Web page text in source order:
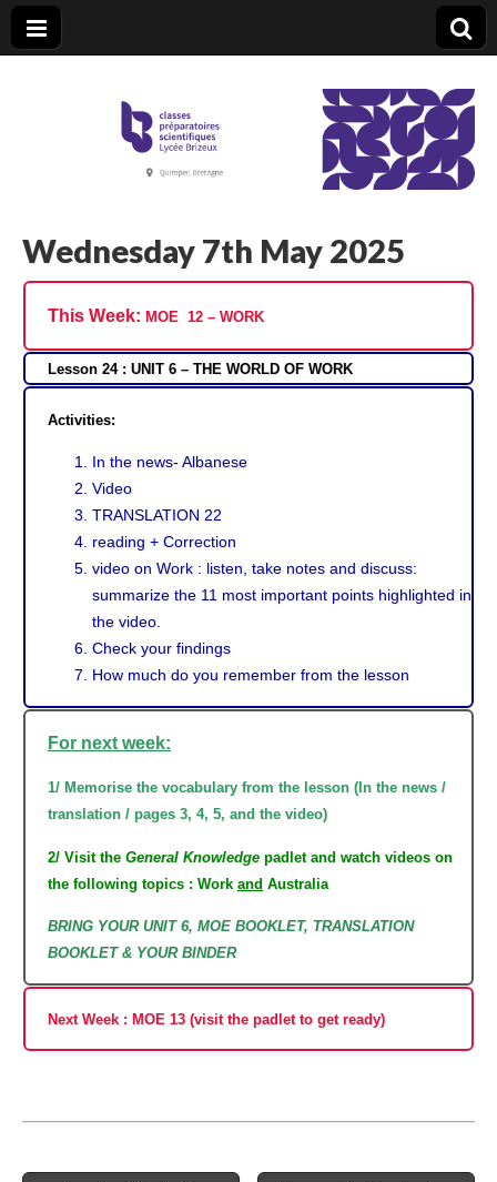
CPGE Brizeux
Wednesday 7th May 2025
This Week: MOE 12 – WORK
Lesson 24 : UNIT 6 – THE WORLD OF WORK
Activities:
In the news- Albanese
Video
TRANSLATION 22
reading + Correction
video on Work : listen, take notes and discuss:
summarize the 11 most important points highlighted in
the video.
Check your findings
How much do you remember from the lesson
For next week:
1/ Memorise the vocabulary from the lesson (In the news /
translation / pages 3, 4, 5, and the video)
2/ Visit the General Knowledge padlet and watch videos on
the following topics : Work and Australia
BRING YOUR UNIT 6, MOE BOOKLET, TRANSLATION
BOOKLET & YOUR BINDER
Next Week : MOE 13 (visit the padlet to get ready)
Post